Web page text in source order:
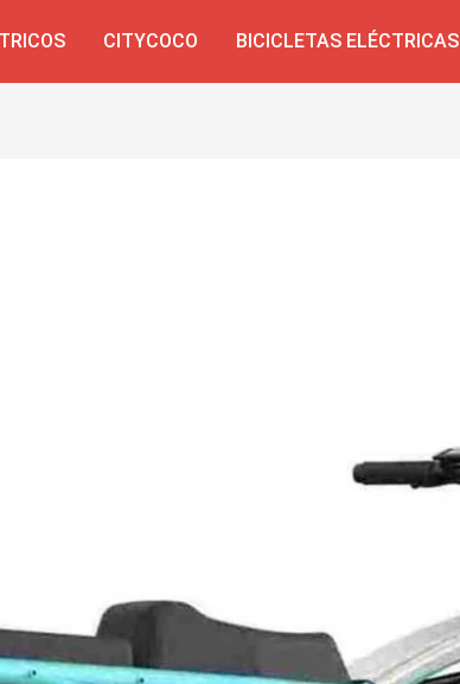
CITYCOCO BICICLETAS ELÉCTRICAS